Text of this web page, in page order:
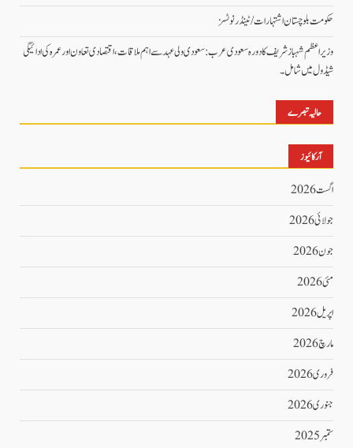
حکومت بلوچستان اشتہارات/ ٹینڈر نوٹسز
وزیراعظم شہباز شریف کا دورہ سعودی عرب: سعودی ولی عہد سے اہم ملاقات، اقتصادی تعاون اور عمرہ کی ادائیگی
شیڈول میں شامل۔
حالیہ تبصرے
آرکائیوز
اگست 2026
جولائی 2026
جون 2026
مئی 2026
اپریل 2026
مارچ 2026
فروری 2026
جنوری 2026
ستمبر 2025